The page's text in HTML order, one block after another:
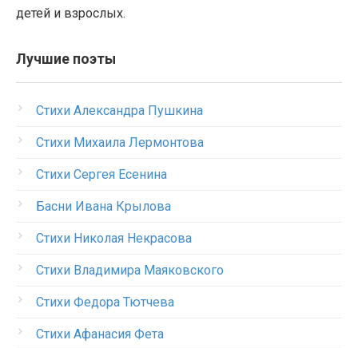
детей и взрослых.
Лучшие поэты
Стихи Александра Пушкина
Стихи Михаила Лермонтова
Стихи Сергея Есенина
Басни Ивана Крылова
Стихи Николая Некрасова
Стихи Владимира Маяковского
Стихи Федора Тютчева
Стихи Афанасия Фета